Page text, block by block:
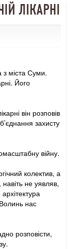
ЛІКАРНІ
з міста Суми.
Його
він розповів
захисту
війну.
колектив, а
не уявляв,
нас
розповісти,